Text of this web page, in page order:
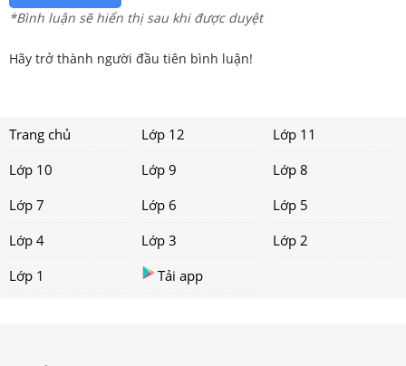
*Bình luận sẽ hiển thị sau khi được duyệt
Hãy trở thành người đầu tiên bình luận!
Trang chủ Lớp 12
Lớp 11
Lớp 10
Lớp 9
Lớp 8
Lớp 7
Lớp 6
Lớp 5
Lớp 4
Lớp 3
Lớp 2
Lớp 1
Tải app